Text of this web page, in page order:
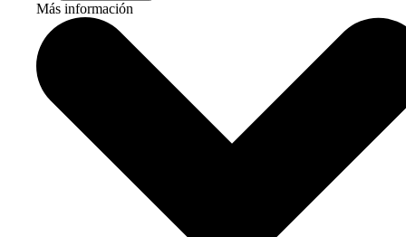
Más información